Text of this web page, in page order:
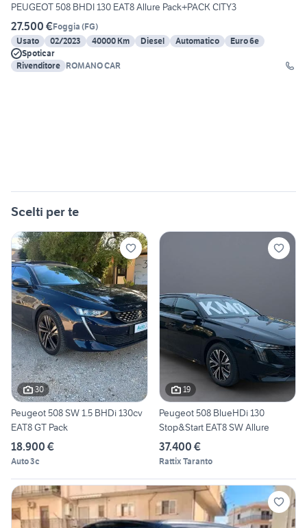
PEUGEOT 508 BHDI 130 EAT8 Allure Pack+PACK CITY3
27.500 €Foggia (FG)
Usato
02/2023 40000 Km Diesel Automatico
Euro 6e
Spoticar
Rivenditore ROMANO CAR
Scelti per te
30
Peugeot 508 SW 1.5 BHDi 130cv
EAT8 GT Pack
18.900 €
Auto 3c
19
Peugeot 508 BlueHDi 130
Stop&Start EAT8 SW Allure
37.400 €
Rattix Taranto